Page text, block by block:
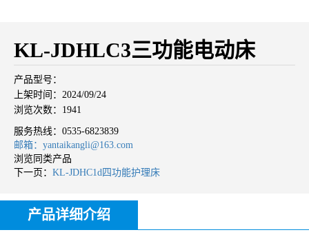
KL-JDHLC3三功能电动床
产品型号：
上架时间：2024/09/24
浏览次数：1941
服务热线： 0535-6823839
邮箱：yantaikangli@163.com
浏览同类产品
下一页： KL-JDHC1d四功能护理床
产品详细介绍